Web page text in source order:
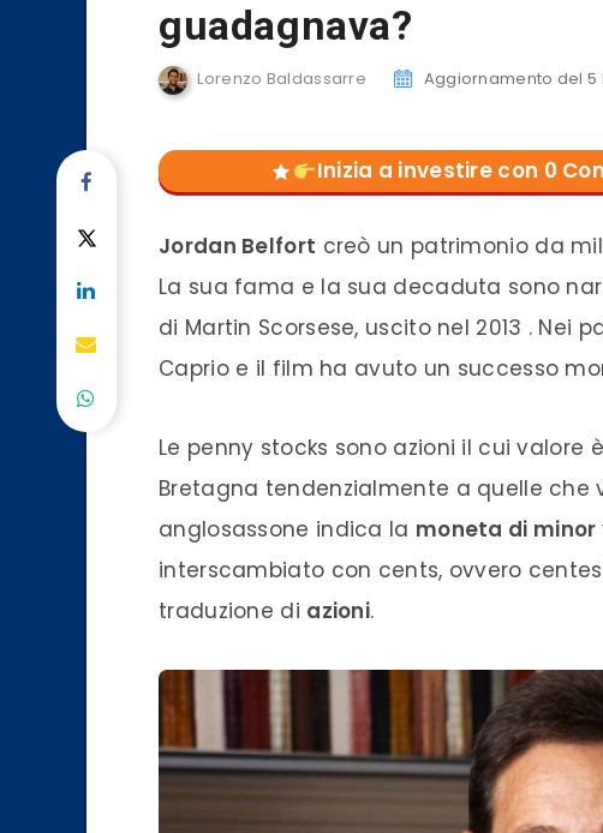
guadagnava?
Lorenzo Baldassarre Aggiornamento del 5
Inizia a investire con 0
Jordan Belfort creò un patrimonio da
La sua fama e la sua decaduta sono
di Martin Scorsese, uscito nel 2013 . Nei
Caprio e il film ha avuto un successo
Le penny stocks sono azioni il cui valore
Bretagna tendenzialmente a quelle che
anglosassone indica la moneta di minor
interscambiato con cents, ovvero
traduzione di azioni.